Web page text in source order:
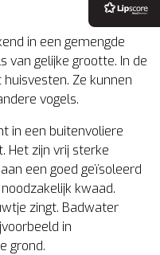
in een gemengde
van gelijke grootte. In de
Ze kunnen
vogels.
in een buitenvoliere
Het zijn vrij sterke
een goed geïsoleerd
kwaad.
zingt. Badwater
in
grond.